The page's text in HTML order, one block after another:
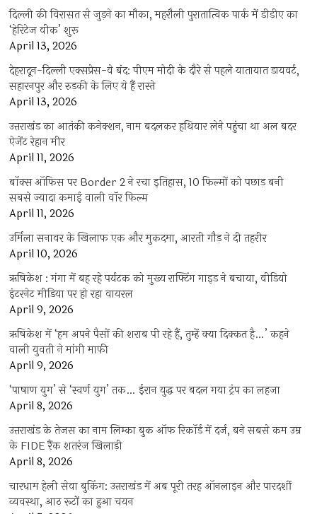
दिल्ली की विरासत से जुड़ने का मौका, महरौली पुरातात्विक पार्क में डीडीए का
‘हेरिटेज वीक’ शुरू
April 13, 2026
देहरादून-दिल्ली एक्सप्रेस-वे बंद: पीएम मोदी के दौरे से पहले यातायात डायवर्ट,
सहारनपुर और रुड़की के लिए ये हैं रास्ते
April 13, 2026
उत्तराखंड का आतंकी कनेक्शन, नाम बदलकर हथियार लेने पहुंचा था अल बदर
ऐजेंट रेहान मीर
April 11, 2026
बॉक्स ऑफिस पर Border 2 ने रचा इतिहास, 10 फिल्मों को पछाड़ बनी
सबसे ज्यादा कमाई वाली वॉर फिल्म
April 11, 2026
उर्मिला सनावर के खिलाफ एक और मुकदमा, आरती गौड़ ने दी तहरीर
April 10, 2026
ऋषिकेश : गंगा में बह रहे पर्यटक को मुख्य राफ्टिंग गाइड ने बचाया, वीडियो
इंटरनेट मीडिया पर हो रहा वायरल
April 9, 2026
ऋषिकेश में ‘हम अपने पैसों की शराब पी रहे हैं, तुम्हें क्या दिक्कत है…’ कहने
वाली युवती ने मांगी माफी
April 9, 2026
‘पाषाण युग’ से ‘स्वर्ण युग’ तक… ईरान युद्ध पर बदल गया ट्रंप का लहजा
April 8, 2026
उत्तराखंड के तेजस का नाम लिम्का बुक ऑफ रिकॉर्ड में दर्ज, बने सबसे कम उम्र
के FIDE रैंक शतरंज खिलाड़ी
April 8, 2026
चारधाम हेली सेवा बुकिंग: उत्तराखंड में अब पूरी तरह ऑनलाइन और पारदर्शी
व्यवस्था, आठ रूटों का हुआ चयन